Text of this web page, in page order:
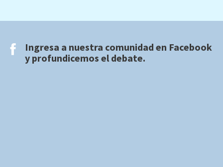
Ingresa a nuestra comunidad en Facebook
y profundicemos el debate.